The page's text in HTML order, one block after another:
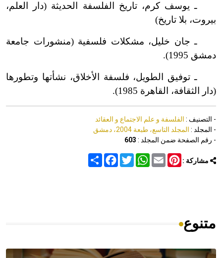
ـ يوسف كرم، تاريخ الفلسفة الحديثة (دار العلم،
بيروت، بلا تاريخ)
ـ جان خليل، مشكلات فلسفية (منشورات جامعة
دمشق 1995).
ـ توفيق الطويل، فلسفة الأخلاق، نشأتها وتطورها
(دار الثقافة، القاهرة 1985).
- التصنيف : الفلسفة و علم الاجتماع و العقائد
- المجلد : المجلد التاسع، طبعة 2004، دمشق
- رقم الصفحة ضمن المجلد : 603
مشاركة : Share
FacebookTwitter
WhatsAppEmail
Pinterest
متنوع